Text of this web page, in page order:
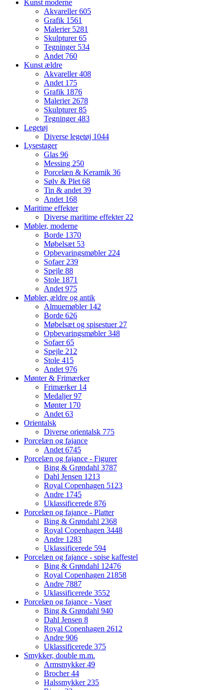
Kunst moderne
Akvareller605
Grafik 1561
Malerier 5281
Skulpturer65
Tegninger 534
Andet 760
Kunst ældre
Akvareller408
Andet 175
Grafik 1876
Malerier2678
Skulpturer85
Tegninger483
Legetøj
Diverse legetøj 1044
Lysestager
Glas 96
Messing 250
Porcelæn & Keramik 36
Sølv & Plet68
Tin & andet39
Andet 168
Maritime effekter
Diverse maritime effekter22
Møbler, moderne
Borde 1370
Møbelsæt 53
Opbevaringsmøbler224
Sofaer239
Spejle 88
Stole 1871
Andet975
Møbler, ældre og antik
Almuemøbler 142
Borde 626
Møbelsæt og spisestuer27
Opbevaringsmøbler348
Sofaer65
Spejle 212
Stole 415
Andet976
Mønter & Frimærker
Frimærker 14
Medaljer97
Mønter 170
Andet63
Orientalsk
Diverse orientalsk 775
Porcelæn og fajance
Andet6745
Porcelæn og fajance - Figurer
Bing & Grøndahl 3787
Dahl Jensen 1213
Royal Copenhagen 5123
Andre 1745
Uklassificerede 876
Porcelæn og fajance - Platter
Bing & Grøndahl 2368
Royal Copenhagen 3448
Andre 1283
Uklassificerede 594
Porcelæn og fajance - spise kaffestel
Bing & Grøndahl 12476
Royal Copenhagen 21858
Andre 7887
Uklassificerede 3552
Porcelæn og fajance - Vaser
Bing & Grøndahl 940
Dahl Jensen 8
Royal Copenhagen 2612
Andre 906
Uklassificerede 375
Smykker, double m.m.
Armsmykker49
Brocher44
Halssmykker235